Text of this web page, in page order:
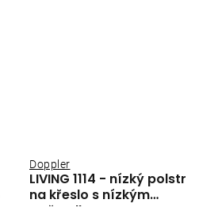
LIVING 1114 - nízký polstr
na křeslo s nízkým
Doppler